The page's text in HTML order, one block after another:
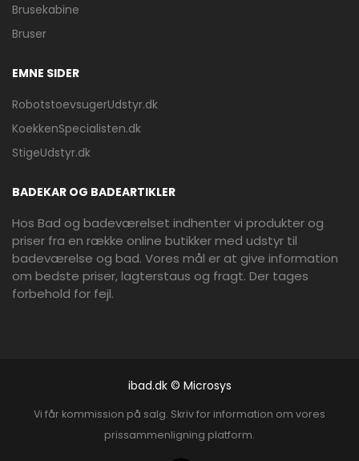
Brusekabine
Bruser
EMNE SIDER
RobotstoevsugerUdstyr.dk
KoekkenSpecialisten.dk
StigeUdstyr.dk
BADEKAR OG BADEARTIKLER
Hos Bad og badeværelset indhenter vi produkter og
priser fra en række online butikker med udstyr til
badeværelse og bad. Vores mål er at give information
om bedste priser, lagterstaus og fragt. Der tages
forbehold for fejl.
ibad.dk © Microsys
Vi får kommission på salg. Skriv for information om vores
prissammenligning platform.